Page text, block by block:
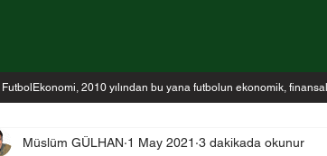
FutbolEkonomi, 2010 yılından bu yana futbolun ekonomik,
Müslüm GÜLHAN 1 May 2021 3 dakikada okunur